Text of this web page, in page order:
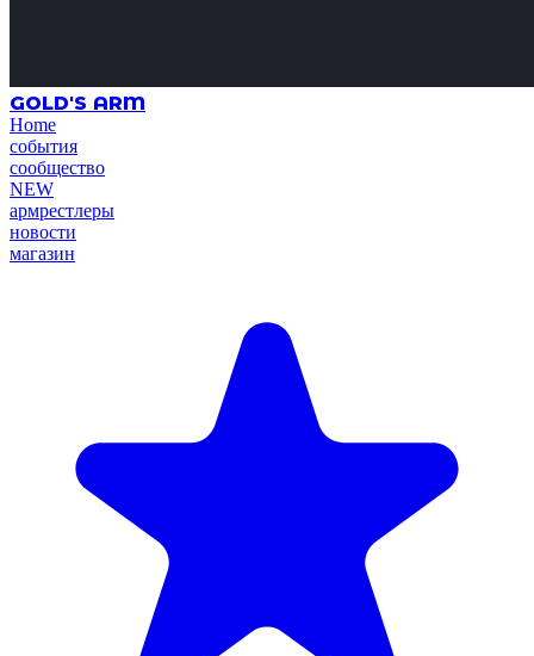
GOLD'S ARM
Home
события
сообщество
NEW
армрестлеры
новости
магазин